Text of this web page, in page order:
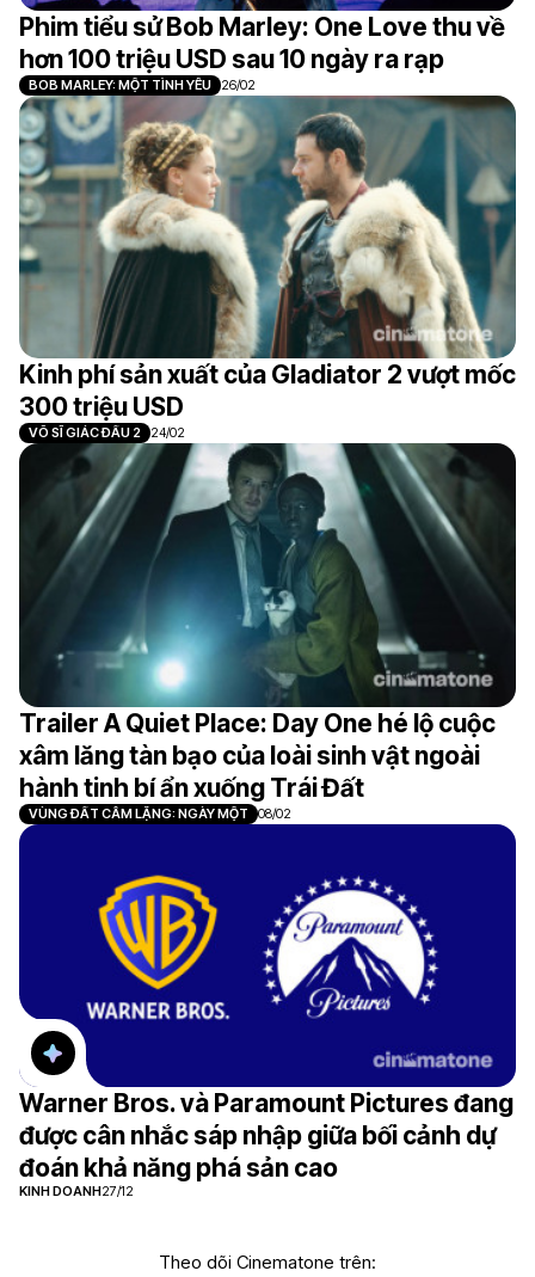
Phim tiểu sử Bob Marley: One Love thu về
hơn 100 triệu USD sau 10 ngày ra rạp
BOB MARLEY: MỘT TÌNH YÊU 26/02
Kinh phí sản xuất của Gladiator 2 vượt mốc
300 triệu USD
VÕ SĨ GIÁC ĐẤU 2 24/02
Trailer A Quiet Place: Day One hé lộ cuộc
xâm lăng tàn bạo của loài sinh vật ngoài
hành tinh bí ẩn xuống Trái Đất
VÙNG ĐẤT CÂM LẶNG: NGÀY MỘT 08/02
Warner Bros. và Paramount Pictures đang
được cân nhắc sáp nhập giữa bối cảnh dự
đoán khả năng phá sản cao
KINH DOANH27/12
Theo dõi Cinematone trên: